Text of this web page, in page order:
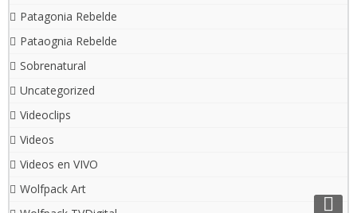
Patagonia Rebelde
Pataognia Rebelde
Sobrenatural
Uncategorized
Videoclips
Videos
Videos en VIVO
Wolfpack Art